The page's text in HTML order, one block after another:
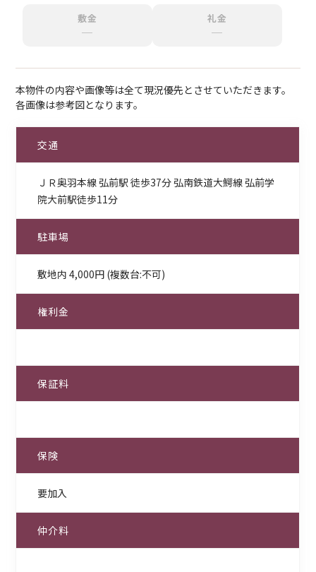
敷金
─
礼金
─
本物件の内容や画像等は全て現況優先とさせていただきます。
各画像は参考図となります。
交通
ＪＲ奥羽本線 弘前駅 徒歩37分 弘南鉄道大鰐線 弘前学
院大前駅徒歩11分
駐車場
敷地内 4,000円 (複数台:不可)
権利金
保証料
保険
要加入
仲介料